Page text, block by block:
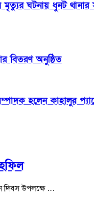
মৃত্যুর ঘটনায় ধুনট
বিতরণ অনুষ্ঠিত
হলেন কাহালুর
দিবস উপলক্ষে …